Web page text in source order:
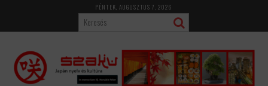
content
PÉNTEK, AUGUSZTUS 7, 2026